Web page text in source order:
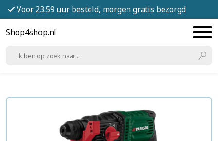
Voor 23.59 uur besteld, morgen gratis bezorgd
Shop4shop.nl